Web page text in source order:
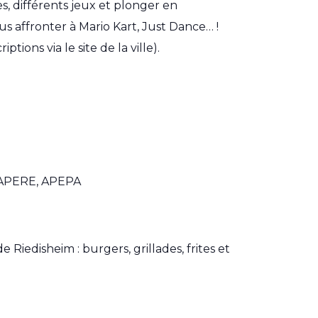
différents jeux et plonger en
affronter à Mario Kart, Just Dance… !
via le site de la ville).
APEPA
Riedisheim : burgers, grillades, frites et